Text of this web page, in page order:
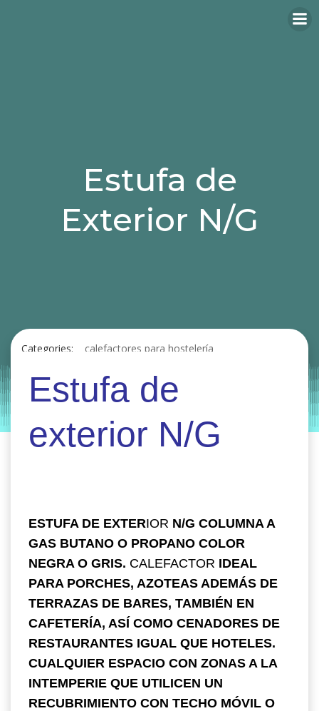
Estufa de
Exterior N/G
Categories:
calefactores para hostelería
Entorno | on octubre 28, 2020
Estufa de
exterior N/G
ESTUFA DE EXTERIOR N/G COLUMNA A
GAS BUTANO O PROPANO COLOR
NEGRA O GRIS. CALEFACTOR IDEAL
PARA PORCHES, AZOTEAS ADEMÁS DE
TERRAZAS DE BARES, TAMBIÉN EN
CAFETERÍA, ASÍ COMO CENADORES DE
RESTAURANTES IGUAL QUE HOTELES.
CUALQUIER ESPACIO CON ZONAS A LA
INTEMPERIE QUE UTILICEN UN
RECUBRIMIENTO CON TECHO MÓVIL O